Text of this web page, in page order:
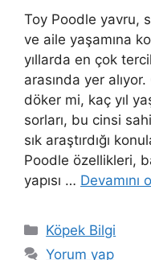
Toy Poodle yavru,
ve aile yaşamına
yıllarda en çok
arasında yer
döker mi, kaç yıl
sorları, bu cinsi
sık araştırdığı
Poodle özellikleri,
yapısı … Devamını
Kategoriler
Köpek Bilgi
Yorum yap